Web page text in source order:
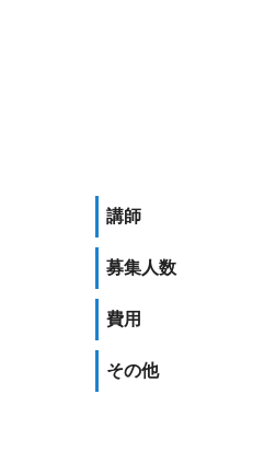
講師
募集人数
費用
その他